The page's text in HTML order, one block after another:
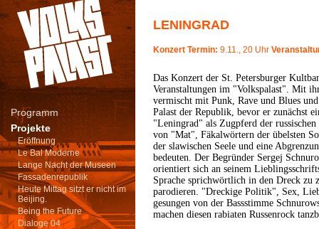
Programm
Projekte
Eröffnung
Le Bal Moderne
Lange Nacht der Museen
Fassadenrepublik
Heute Mittag sitzt er nicht im
Beijing.
Being the Future
Dialoge 04
LENINGRAD
Konzert Termin: 9.11., 20 Uhr
Das Konzert der St. Petersburger
Veranstaltungen im "Volkspalast". Mit
vermischt mit Punk, Rave und Blues
Palast der Republik, bevor er zunächst
"Leningrad" als Zugpferd der
von "Mat", Fäkalwörtern der übelsten
der slawischen Seele und eine
bedeuten. Der Begründer Sergej
orientiert sich an seinem
Sprache sprichwörtlich in den Dreck zu
parodieren. "Dreckige Politik", Sex,
gesungen von der Bassstimme
machen diesen rabiaten Russenrock